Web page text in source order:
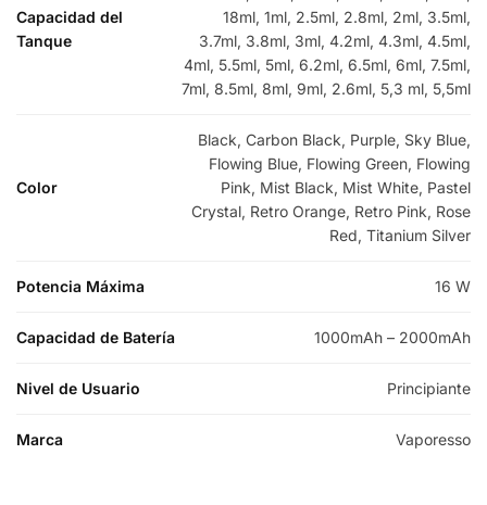
Capacidad del
Tanque
18ml, 1ml, 2.5ml, 2.8ml, 2ml, 3.5ml,
3.7ml, 3.8ml, 3ml, 4.2ml, 4.3ml, 4.5ml,
4ml, 5.5ml, 5ml, 6.2ml, 6.5ml, 6ml, 7.5ml,
7ml, 8.5ml, 8ml, 9ml, 2.6ml, 5,3 ml, 5,5ml
Color
Black, Carbon Black, Purple, Sky Blue,
Flowing Blue, Flowing Green, Flowing
Pink, Mist Black, Mist White, Pastel
Crystal, Retro Orange, Retro Pink, Rose
Red, Titanium Silver
Potencia Máxima 16 W
Capacidad de Batería 1000mAh – 2000mAh
Nivel de Usuario Principiante
Marca Vaporesso